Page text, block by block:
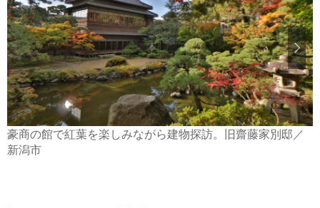
豪商の館で紅葉を楽しみながら建物探訪。旧齋藤家別邸／
新潟市